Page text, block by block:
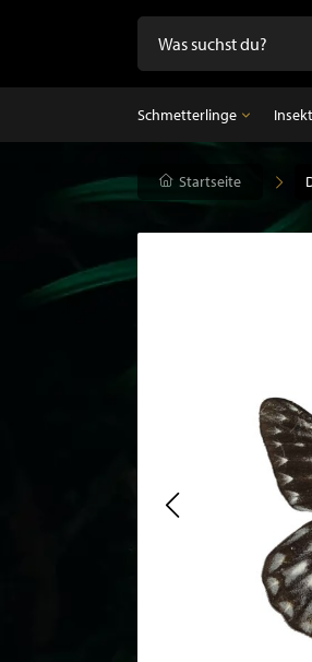
Schmetterlinge
Schmetterlinge
Präparierte
Schmetterlinge im
Startseite